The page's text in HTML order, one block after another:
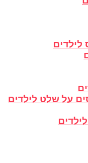
לילדים
על שלט לילדים